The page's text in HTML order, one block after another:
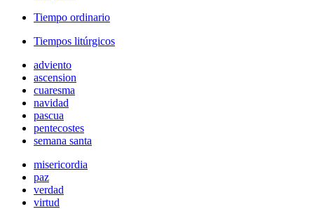
Tiempo ordinario
Tiempos litúrgicos
adviento
ascension
cuaresma
navidad
pascua
pentecostes
semana santa
misericordia
paz
verdad
virtud